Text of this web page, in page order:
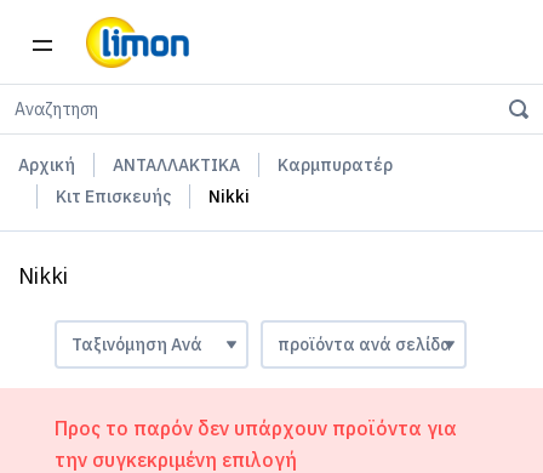
Αρχική ΑΝΤΑΛΛΑΚΤΙΚΑ
Καρμπυρατέρ
Κιτ Επισκευής
Nikki
Nikki
Προς το παρόν δεν υπάρχουν προϊόντα για
την συγκεκριμένη επιλογή